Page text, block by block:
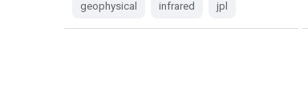
geophysical infrared jpl